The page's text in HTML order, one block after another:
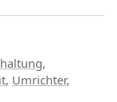
,
, Umrichter,